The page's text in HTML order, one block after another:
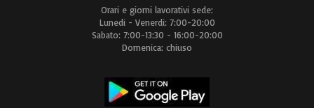
Orari e giorni lavorativi sede:
Lunedi - Venerdi: 7:00-20:00
Sabato: 7:00-13:30 - 16:00-20:00
Domenica: chiuso